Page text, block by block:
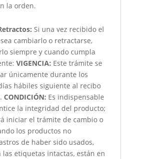
la orden.
Si una vez recibido el
cambiarlo o retractarse,
siempre y cuando cumpla
VIGENCIA: Este trámite se
únicamente durante los
hábiles siguiente al recibo
CONDICIÓN: Es indispensable
la integridad del producto;
iniciar el trámite de cambio o
los productos no
de haber sido usados,
las etiquetas intactas, están en